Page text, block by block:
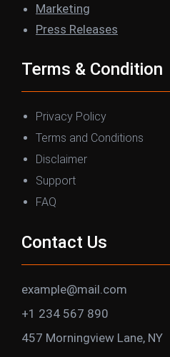
Marketing
Press Releases
Terms & Condition
Privacy Policy
Terms and Conditions
Disclaimer
Support
FAQ
Contact Us
example@mail.com
+1 234 567 890
457 Morningview Lane, NY